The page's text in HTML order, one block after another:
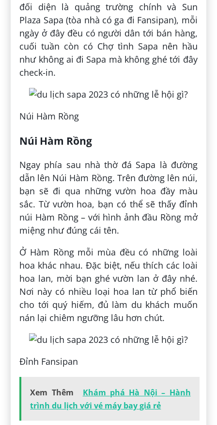
đối diện là quảng trường chính và Sun
Plaza Sapa (tòa nhà có ga đi Fansipan), mỗi
ngày ở đây đều có người dân tới bán hàng,
cuối tuần còn có Chợ tình Sapa nên hầu
như không ai đi Sapa mà không ghé tới đây
check-in.
Núi Hàm Rồng
Núi Hàm Rồng
Ngay phía sau nhà thờ đá Sapa là đường
dẫn lên Núi Hàm Rồng. Trên đường lên núi,
bạn sẽ đi qua những vườn hoa đầy màu
sắc. Từ vườn hoa, bạn có thể sẽ thấy đỉnh
núi Hàm Rồng – với hình ảnh đầu Rồng mở
miệng như đúng cái tên.
Ở Hàm Rồng mỗi mùa đều có những loài
hoa khác nhau. Đặc biệt, nếu thích các loài
hoa lan, mời bạn ghé vườn lan ở đây nhé.
Nơi này có nhiều loại hoa lan từ phổ biến
cho tới quý hiếm, đủ làm du khách muốn
nán lại chiêm ngưỡng lâu hơn chút.
Đỉnh Fansipan
Xem Thêm
Khám phá Hà Nội – Hành
trình du lịch với vé máy bay giá rẻ